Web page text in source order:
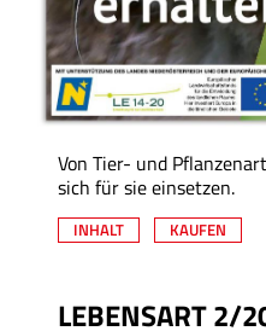
Von Tier- und
sich für sie einsetzen.
INHALT KAUFEN
LEBENSART 2/